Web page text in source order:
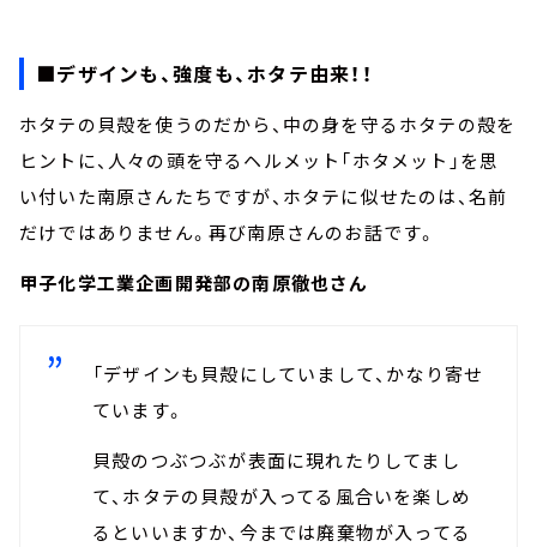
■デザインも、強度も、ホタテ由来！！
ホタテの貝殻を使うのだから、中の身を守るホタテの殻を
ヒントに、人々の頭を守るヘルメット「ホタメット」を思
い付いた南原さんたちですが、ホタテに似せたのは、名前
だけではありません。再び南原さんのお話です。
甲子化学工業企画開発部の南原徹也さん
「デザインも貝殻にしていまして、かなり寄せ
ています。
貝殻のつぶつぶが表面に現れたりしてまし
て、ホタテの貝殻が入ってる風合いを楽しめ
るといいますか、今までは廃棄物が入ってる